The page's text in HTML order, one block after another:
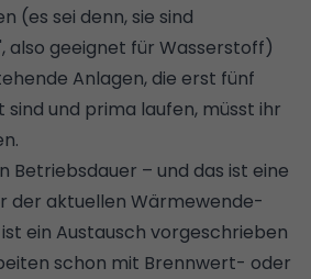
(es sei denn, sie sind
also geeignet für Wasserstoff)
Anlagen, die erst fünf
und prima laufen, müsst ihr
Betriebsdauer – und das ist eine
der aktuellen Wärmewende-
ein Austausch vorgeschrieben
schon mit Brennwert- oder